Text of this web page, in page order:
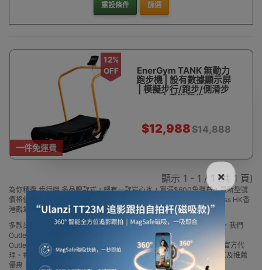
重設條件 篩選
一件免運費
12%
OFF
EnerGym TANK 無動力
跑步機 | 設有數據顯示屏
| 模擬步行/跑步/側滑步
| 香港行貨
$12,988$14,888
顯示 1 - 1 / 1 (共 1 頁)
×
為你精選 步行機 多品牌款式，總有一款岩心水，買滿$600免運費，最新型號
價格優惠要邊款就邊款，部份更是香港代理行貨，歡迎到Outlet Express HK香
港觀塘實體店陳列室選購!
多款步行機品牌款式，2025最新型號價格優惠，部份為香港代理行貨，我們
Outlet Express HK香港觀塘設有實體店陳列室供你直接選購
Outlet Express HK 生活百貨城網上商城購買 步行機 產品多款 步行機 官方代
理、香港供應商或進口商步行機產品選擇，我們有多款步行機最新款式及推薦
優惠，讓你輕鬆在網上或實體店陳列室選購目標步行機產品